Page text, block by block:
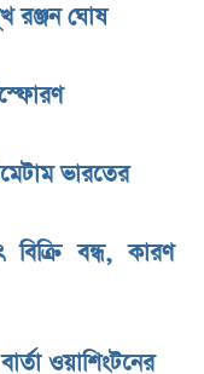
রঞ্জন ঘোষ
ভারতের
বন্ধ, কারণ
ওয়াশিংটনের